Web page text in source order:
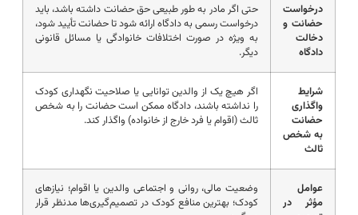
درخواست
حضانت و
دخالت
دادگاه
حتی اگر مادر به طور طبیعی حق حضانت داشته باشد، باید
درخواست رسمی به دادگاه ارائه شود تا حضانت تأیید شود،
به ویژه در صورت اختلافات خانوادگی یا مسائل قانونی
دیگر.
شرایط
واگذاری
حضانت
به شخص
ثالث
اگر هیچ یک از والدین توانایی یا صلاحیت نگهداری کودک
را نداشته باشند، دادگاه ممکن است حضانت را به شخص
ثالث (اقوام یا فرد خارج از خانواده) واگذار کند.
عوامل
مؤثر در
وضعیت مالی، روانی و اجتماعی والدین یا اقوام؛ نیازهای
کودک؛ بهترین منافع کودک در تصمیم‌گیری‌ها مدنظر قرار